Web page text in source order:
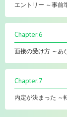
エントリー ～事前
Chapter.6
面接の受け方 ～あ
Chapter.7
内定が決まった ～